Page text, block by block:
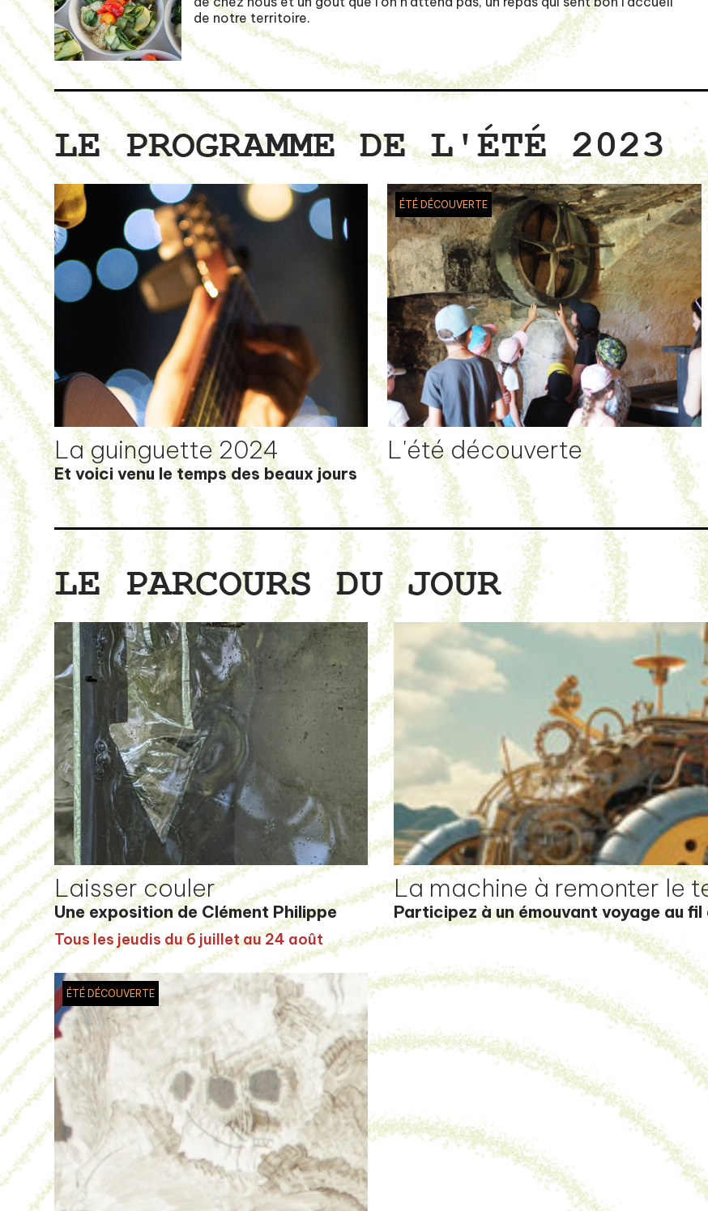
de notre territoire.
LE PROGRAMME DE L'ÉTÉ 2023
La guinguette 2024
Et voici venu le temps des beaux jours
ÉTÉ DÉCOUVERTE
L'été découverte
LE PARCOURS DU JOUR
Laisser couler
Une exposition de Clément Philippe
Tous les jeudis du 6 juillet au 24 août
La machine à remonter le
Participez à un émouvant voyage au
ÉTÉ DÉCOUVERTE